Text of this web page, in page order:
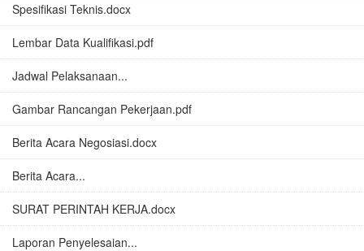
Spesifikasi Teknis.docx
Lembar Data Kualifikasi.pdf
Jadwal Pelaksanaan...
Gambar Rancangan Pekerjaan.pdf
Berita Acara Negosiasi.docx
Berita Acara...
SURAT PERINTAH KERJA.docx
Laporan Penyelesaian...